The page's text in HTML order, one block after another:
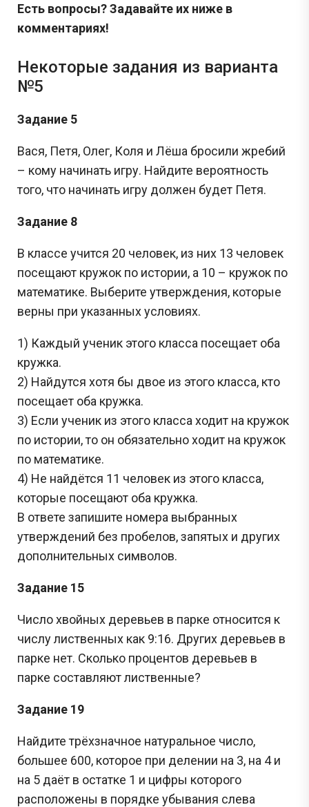
Есть вопросы? Задавайте их ниже в
комментариях!
Некоторые задания из варианта
№5
Задание 5
Вася, Петя, Олег, Коля и Лёша бросили жребий
– кому начинать игру. Найдите вероятность
того, что начинать игру должен будет Петя.
Задание 8
В классе учится 20 человек, из них 13 человек
посещают кружок по истории, а 10 – кружок по
математике. Выберите утверждения, которые
верны при указанных условиях.
1) Каждый ученик этого класса посещает оба
кружка.
2) Найдутся хотя бы двое из этого класса, кто
посещает оба кружка.
3) Если ученик из этого класса ходит на кружок
по истории, то он обязательно ходит на кружок
по математике.
4) Не найдётся 11 человек из этого класса,
которые посещают оба кружка.
В ответе запишите номера выбранных
утверждений без пробелов, запятых и других
дополнительных символов.
Задание 15
Число хвойных деревьев в парке относится к
числу лиственных как 9:16. Других деревьев в
парке нет. Сколько процентов деревьев в
парке составляют лиственные?
Задание 19
Найдите трёхзначное натуральное число,
большее 600, которое при делении на 3, на 4 и
на 5 даёт в остатке 1 и цифры которого
расположены в порядке убывания слева